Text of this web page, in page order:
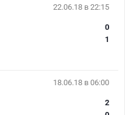
22.06.18 в 22:15
0
1
18.06.18 в 06:00
2